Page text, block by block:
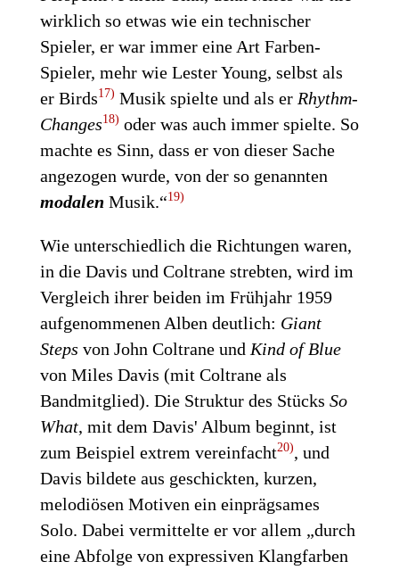
wirklich so etwas wie ein technischer
Spieler, er war immer eine Art Farben-
Spieler, mehr wie Lester Young, selbst als
er Birds17) Musik spielte und als er Rhythm-
Changes18) oder was auch immer spielte. So
machte es Sinn, dass er von dieser Sache
angezogen wurde, von der so genannten
modalen Musik.“19)
Wie unterschiedlich die Richtungen waren,
in die Davis und Coltrane strebten, wird im
Vergleich ihrer beiden im Frühjahr 1959
aufgenommenen Alben deutlich: Giant
Steps von John Coltrane und Kind of Blue
von Miles Davis (mit Coltrane als
Bandmitglied). Die Struktur des Stücks So
What, mit dem Davis' Album beginnt, ist
zum Beispiel extrem vereinfacht20), und
Davis bildete aus geschickten, kurzen,
melodiösen Motiven ein einprägsames
Solo. Dabei vermittelte er vor allem „durch
eine Abfolge von expressiven Klangfarben